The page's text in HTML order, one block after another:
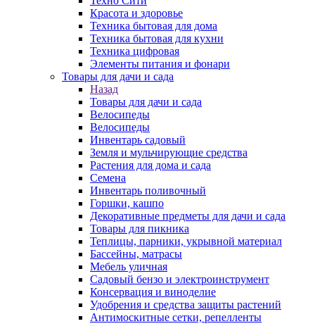
Красота и здоровье
Техника бытовая для дома
Техника бытовая для кухни
Техника цифровая
Элементы питания и фонари
Товары для дачи и сада
Назад
Товары для дачи и сада
Велосипеды
Велосипеды
Инвентарь садовый
Земля и мульчирующие средства
Растения для дома и сада
Семена
Инвентарь поливочный
Горшки, кашпо
Декоративные предметы для дачи и сада
Товары для пикника
Теплицы, парники, укрывной материал
Бассейны, матрасы
Мебель уличная
Садовый бензо и электроинструмент
Консервация и виноделие
Удобрения и средства защиты растений
Антимоскитные сетки, репелленты